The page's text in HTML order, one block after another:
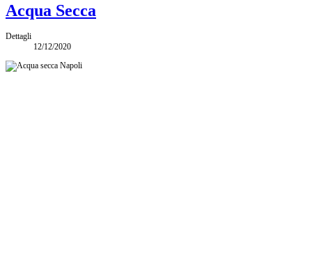
Acqua Secca
Dettagli
12/12/2020